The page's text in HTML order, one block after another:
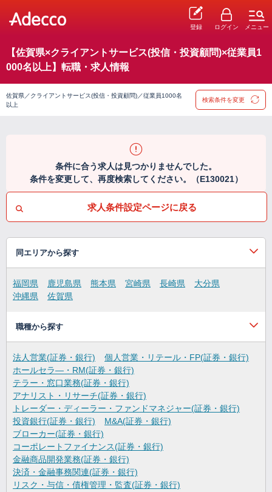
登録 ログイン メニュー
【佐賀県×クライアントサービス(投信・投資顧問)×従業員1
000名以上】転職・求人情報
佐賀県／クライアントサービス(投信・投資顧問)／従業員1000名
以上
検索条件を変更
条件に合う求人は見つかりませんでした。
条件を変更して、再度検索してください。（E130021）
求人条件設定ページに戻る
同エリアから探す
福岡県 鹿児島県 熊本県 宮崎県 長崎県
大分県
沖縄県
佐賀県
職種から探す
法人営業(証券・銀行)
個人営業・リテール・FP(証券・銀行)
ホールセラ―・RM(証券・銀行)
テラー・窓口業務(証券・銀行)
アナリスト・リサーチ(証券・銀行)
トレーダー・ディーラー・ファンドマネジャー(証券・銀行)
投資銀行(証券・銀行)
M&A(証券・銀行)
ブローカー(証券・銀行)
コーポレートファイナンス(証券・銀行)
金融商品開発業務(証券・銀行)
決済・金融事務関連(証券・銀行)
リスク・与信・債権管理・監査(証券・銀行)